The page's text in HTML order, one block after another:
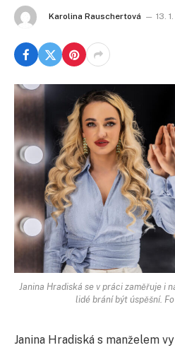
Karolina Rauschertová 13.
Janina Hradiská se v práci zaměřuje i
lidé brání být úspěšní.
Janina Hradiská s manželem